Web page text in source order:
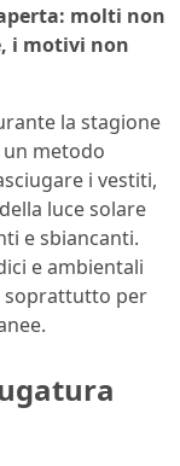
molti non
i motivi non
la stagione
metodo
i vestiti,
luce solare
e sbiancanti.
e ambientali
soprattutto per